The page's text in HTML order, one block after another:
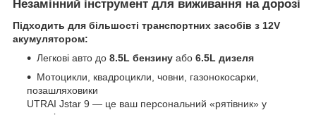
Незамінний інструмент для виживання на дорозі
Підходить для більшості транспортних засобів з 12V
акумулятором:
Легкові авто до 8.5L бензину або 6.5L дизеля
Мотоцикли, квадроцикли, човни, газонокосарки,
позашляховики
UTRAI Jstar 9 — це ваш персональний «рятівник» у